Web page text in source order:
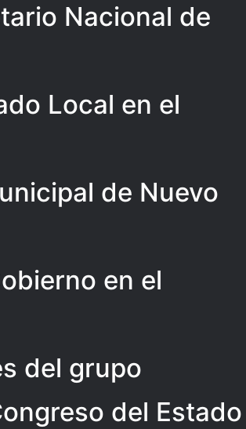
Nacional de
Local en el
de Nuevo
en el
del grupo
del Estado